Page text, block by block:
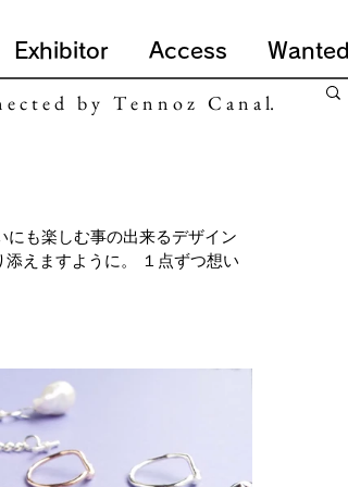
Exhibitor Access Wanted
も楽しむ事の出来るデザイン
えますように。 １点ずつ想い
c t e d b y T e n n o z C a n a l.